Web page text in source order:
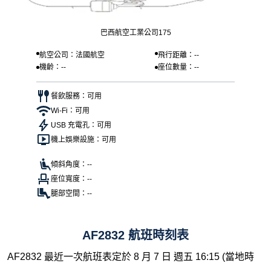
巴西航空工業公司175
航空公司：法國航空
飛行距離：--
機齡：--
座位數量：--
餐飲服務：可用
Wi-Fi：可用
USB 充電孔：可用
機上娛樂設施：可用
傾斜角度：--
座位寬度：--
腿部空間：--
AF2832 航班時刻表
AF2832 最近一次航班表定於 8 月 7 日 週五 16:15 (當地時